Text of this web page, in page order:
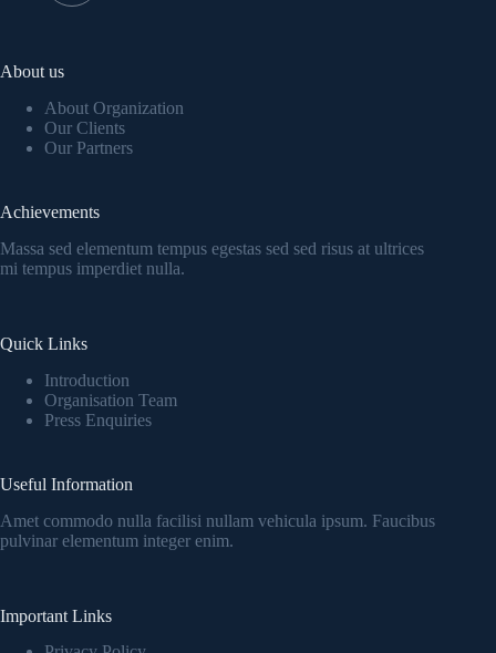
About us
About Organization
Our Clients
Our Partners
Achievements
Massa sed elementum tempus egestas sed sed risus at ultrices
mi tempus imperdiet nulla.
Quick Links
Introduction
Organisation Team
Press Enquiries
Useful Information
Amet commodo nulla facilisi nullam vehicula ipsum. Faucibus
pulvinar elementum integer enim.
Important Links